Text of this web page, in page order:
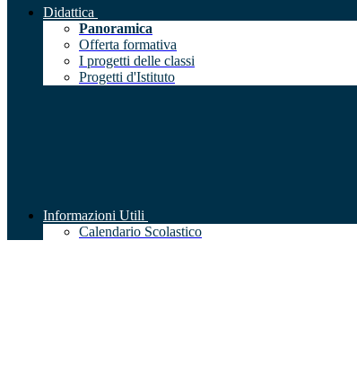
Didattica
Panoramica
Offerta formativa
I progetti delle classi
Progetti d'Istituto
Informazioni Utili
Calendario Scolastico